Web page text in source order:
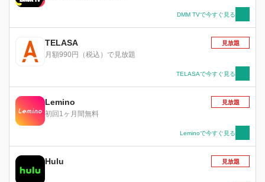
DMM TVで今すぐ見る
TELASA
月額990円（税込）で見放題
見放題
TELASAで今すぐ見る
Lemino
初回1ヶ月間無料
見放題
Leminoで今すぐ見る
Hulu 見放題